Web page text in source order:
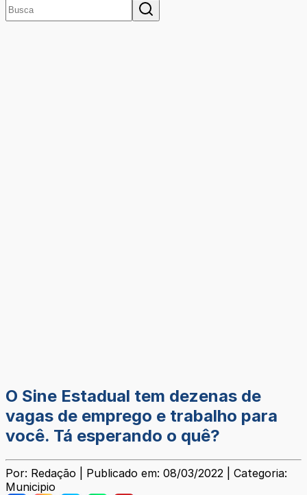
O Sine Estadual tem dezenas de
vagas de emprego e trabalho para
você. Tá esperando o quê?
Por: Redação | Publicado em: 08/03/2022 | Categoria:
Municipio